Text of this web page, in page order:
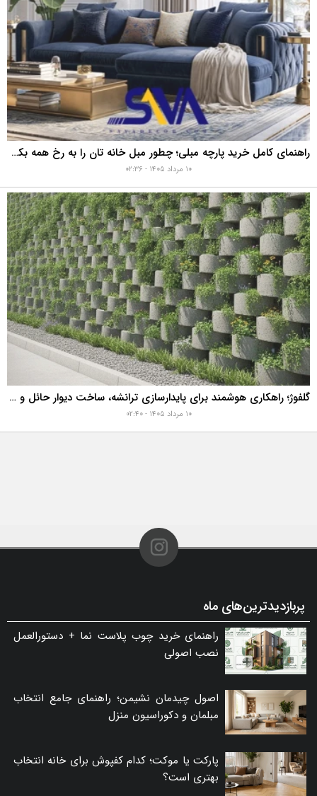
راهنمای کامل خرید پارچه مبلی؛ چطور مبل خانه تان را به رخ همه بکشید؟
گلفوژ؛ راهکاری هوشمند برای پایدارسازی ترانشه، ساخت دیوار حائل و زیباسازی شهری
پربازدیدترین‌های ماه
راهنمای خرید چوب پلاست نما + دستورالعمل
نصب اصولی
اصول چیدمان نشیمن؛ راهنمای جامع انتخاب
مبلمان و دکوراسیون منزل
پارکت یا موکت؛ کدام کفپوش برای خانه انتخاب
بهتری است؟